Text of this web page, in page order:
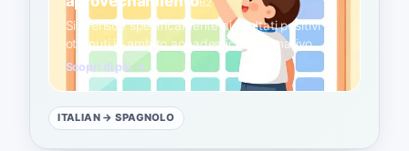
B2
Si riferisce specificamente ai risultati positivi
ottenuti in ambito accademico o formativo.
Scopri di più →
ITALIAN → SPAGNOLO